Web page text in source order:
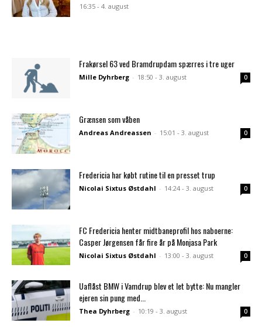
16:35 - 4. august
Frakørsel 63 ved Bramdrupdam spærres i tre uger
Mille Dyhrberg - 18:50 - 3. august 0
Grænsen som våben
Andreas Andreassen - 15:01 - 3. august 0
Fredericia har købt rutine til en presset trup
Nicolai Sixtus Østdahl - 14:24 - 3. august 0
FC Fredericia henter midtbaneprofil hos naboerne:
Casper Jørgensen får fire år på Monjasa Park
Nicolai Sixtus Østdahl - 13:00 - 3. august 0
Uaflåst BMW i Vamdrup blev et let bytte: Nu mangler
ejeren sin pung med...
Thea Dyhrberg - 10:19 - 3. august 0